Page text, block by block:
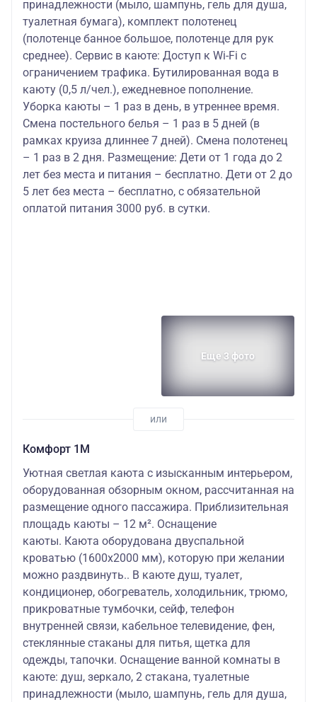
принадлежности (мыло, шампунь, гель для душа,
туалетная бумага), комплект полотенец
(полотенце банное большое, полотенце для рук
среднее). Сервис в каюте: Доступ к Wi-Fi с
ограничением трафика. Бутилированная вода в
каюту (0,5 л/чел.), ежедневное пополнение.
Уборка каюты – 1 раз в день, в утреннее время.
Смена постельного белья – 1 раз в 5 дней (в
рамках круиза длиннее 7 дней). Смена полотенец
– 1 раз в 2 дня. Размещение: Дети от 1 года до 2
лет без места и питания – бесплатно. Дети от 2 до
5 лет без места – бесплатно, с обязательной
оплатой питания 3000 руб. в сутки.
Еще 3 фото
Комфорт 1М
Уютная светлая каюта с изысканным интерьером,
оборудованная обзорным окном, рассчитанная на
размещение одного пассажира. Приблизительная
площадь каюты – 12 м². Оснащение
каюты. Каюта оборудована двуспальной
кроватью (1600х2000 мм), которую при желании
можно раздвинуть.. В каюте душ, туалет,
кондиционер, обогреватель, холодильник, трюмо,
прикроватные тумбочки, сейф, телефон
внутренней связи, кабельное телевидение, фен,
стеклянные стаканы для питья, щетка для
одежды, тапочки. Оснащение ванной комнаты в
каюте: душ, зеркало, 2 стакана, туалетные
принадлежности (мыло, шампунь, гель для душа,